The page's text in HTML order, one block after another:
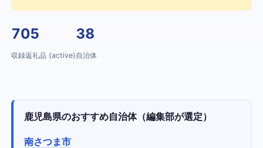
705
収録返礼品 (active)
38
自治体
鹿児島県のおすすめ自治体（編集部が選定）
南さつま市